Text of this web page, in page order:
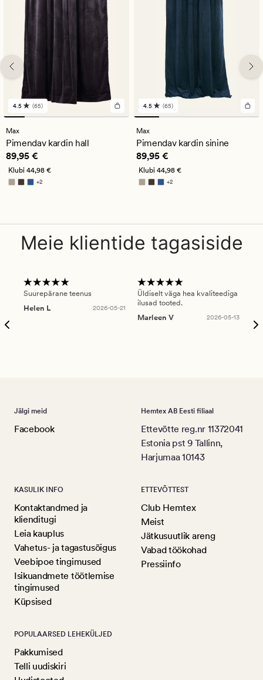
65
arvustust
keskmise
hinnanguga
4.5
4.5 (65)
Max
Pimendav kardin hall
Pris_ee
89,95 €
Klubi 44,98 €
+2
Saadaval rohkemates värvitoonides
65
arvustust
keskmise
hinnanguga
4.5
4.5 (65)
Max
Pimendav kardin sinine
Pris_ee
89,95 €
Klubi 44,98 €
+2
Saadaval rohkemates värvitoonides
Meie klientide tagasiside
Suurepärane teenus
Helen L
2026-05-21
Üldiselt väga hea kvaliteediga
ilusad tooted.
Marleen V
2026-05-13
Jälgi meid
Facebook
Hemtex AB Eesti filiaal
Ettevõtte reg.nr 11372041
Estonia pst 9 Tallinn,
Harjumaa 10143
KASULIK INFO
Kontaktandmed ja
klienditugi
Leia kauplus
Vahetus- ja tagastusõigus
Veebipoe tingimused
Isikuandmete töötlemise
tingimused
Küpsised
ETTEVÕTTEST
Club Hemtex
Meist
Jätkusuutlik areng
Vabad töökohad
Pressiinfo
POPULAARSED LEHEKÜLJED
Pakkumised
Telli uudiskiri